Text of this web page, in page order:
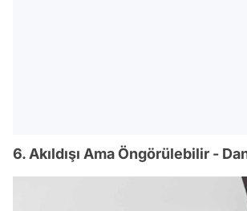
6. Akıldışı Ama Öngörülebilir -